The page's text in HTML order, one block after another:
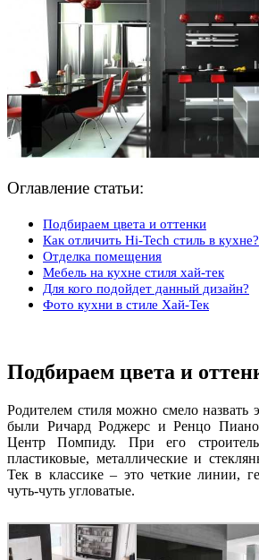
Оглавление статьи:
Подбираем цвета и оттенки
Как отличить Hi-Tech стиль в кухне?
Отделка помещения
Мебель на кухне стиля хай-тек
Для кого подойдет данный дизайн?
Фото кухни в стиле Хай-Тек
Подбираем цвета и
Родителем стиля можно смело назвать
были Ричард Роджерс и Ренцо
Центр Помпиду. При его
пластиковые, металлические и
Тек в классике – это четкие линии,
чуть-чуть угловатые.